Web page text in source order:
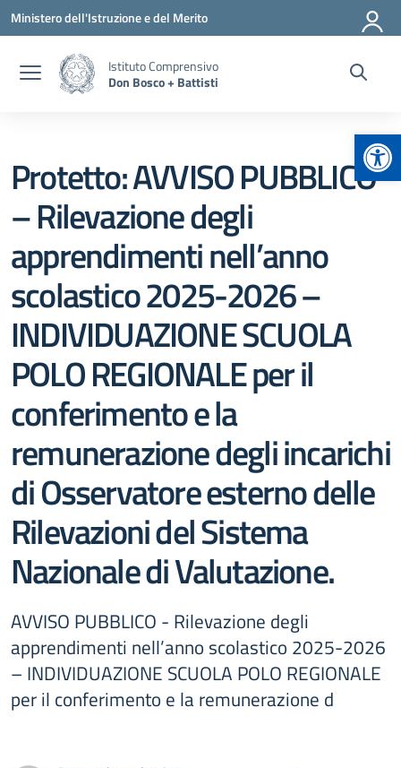
Vai ai contenuti
Vai al menu di navigazione
Vai al footer
Ministero dell'Istruzione e del Merito
Istituto Comprensivo
Don Bosco + Battisti
Protetto: AVVISO PUBBLICO
– Rilevazione degli
apprendimenti nell’anno
scolastico 2025-2026 –
INDIVIDUAZIONE SCUOLA
POLO REGIONALE per il
conferimento e la
remunerazione degli incarichi
di Osservatore esterno delle
Rilevazioni del Sistema
Nazionale di Valutazione.
AVVISO PUBBLICO - Rilevazione degli
apprendimenti nell’anno scolastico 2025-2026
– INDIVIDUAZIONE SCUOLA POLO REGIONALE
per il conferimento e la remunerazione d